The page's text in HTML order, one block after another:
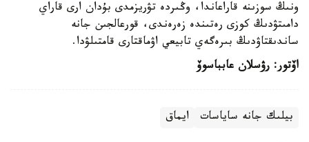
ونىڭ سوزىنە قاراعاندا، وڭىردە تۋريزمدى بۇدان ارى قاراي
دامىتۋدىڭ كوزى رەتىندە زەرەندى، قورعالجىن جانە
ساندىقتاۋدىڭ بىرەگەي تابيعي اۋماقتارى قامتىلۋدا.
اۆتور: رۋسلان عابباسوۆ
بيلىك جانە ساياسات ايماق